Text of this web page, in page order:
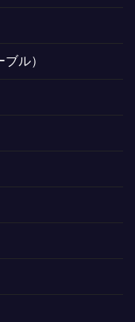
ル）